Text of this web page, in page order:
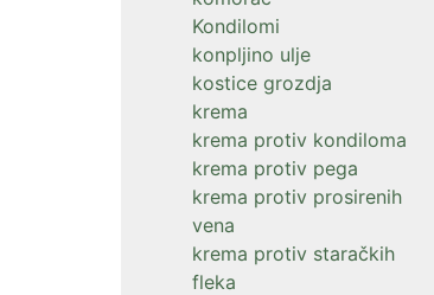
Kondilomi
konpljino ulje
kostice grozdja
krema
krema protiv kondiloma
krema protiv pega
krema protiv prosirenih
vena
krema protiv staračkih
fleka